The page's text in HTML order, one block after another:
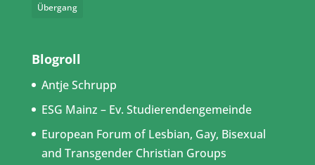
Übergang
Blogroll
Antje Schrupp
ESG Mainz – Ev. Studierendengemeinde
European Forum of Lesbian, Gay, Bisexual
and Transgender Christian Groups